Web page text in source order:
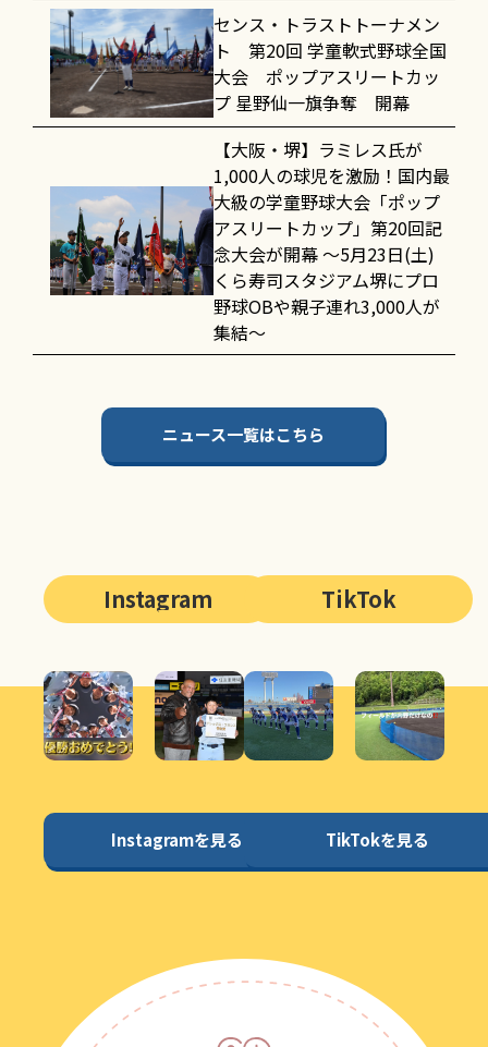
センス・トラストトーナメン
ト 第20回 学童軟式野球全国
大会 ポップアスリートカッ
プ 星野仙一旗争奪 開幕
【大阪・堺】ラミレス氏が
1,000人の球児を激励！国内最
大級の学童野球大会「ポップ
アスリートカップ」第20回記
念大会が開幕 〜5月23日(土)
くら寿司スタジアム堺にプロ
野球OBや親子連れ3,000人が
集結〜
ニュース一覧はこちら
Instagram
Instagramを見る
TikTok
TikTokを見る